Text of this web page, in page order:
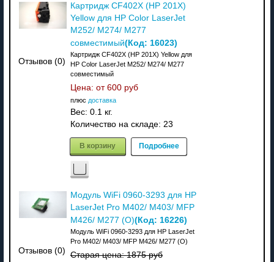
Отзывов (0)
Картридж CF402X (HP 201X)
Yellow для HP Color LaserJet
M252/ M274/ M277
совместимый(Код: 16023)
Картридж CF402X (HP 201X) Yellow для
HP Color LaserJet M252/ M274/ M277
совместимый
Цена: от 600 руб
плюс доставка
Вес: 0.1 кг.
Количество на складе: 23
В корзину Подробнее
Отзывов (0)
Модуль WiFi 0960-3293 для HP
LaserJet Pro M402/ M403/ MFP
M426/ M277 (О)(Код: 16226)
Модуль WiFi 0960-3293 для HP LaserJet
Pro M402/ M403/ MFP M426/ M277 (О)
Старая цена:1875 руб